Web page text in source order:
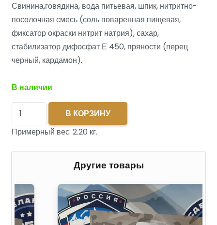
Свинина,говядина, вода питьевая, шпик, нитритно-
посолочная смесь (соль поваренная пищевая,
фиксатор окраски нитрит натрия), сахар,
стабилизатор дифосфат Е 450, пряности (перец
черный, кардамон).
В наличии
Количество
Шпикачки
В КОРЗИНУ
Примерный вес: 2.20 кг.
Другие товары